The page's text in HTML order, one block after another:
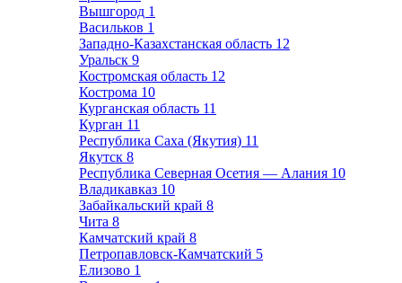
Вышгород 1
Васильков 1
Западно-Казахстанская область 12
Уральск 9
Костромская область 12
Кострома 10
Курганская область 11
Курган 11
Республика Саха (Якутия) 11
Якутск 8
Республика Северная Осетия — Алания 10
Владикавказ 10
Забайкальский край 8
Чита 8
Камчатский край 8
Петропавловск-Камчатский 5
Елизово 1